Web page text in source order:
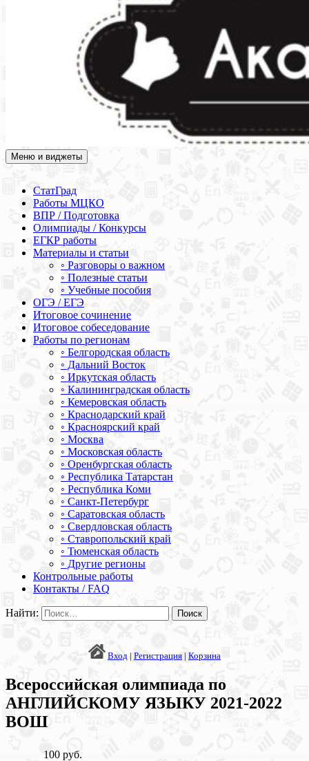
Академия СОВА
Подготовка к ЕГЭ, ОГЭ, ВПР, МЦКО, СтатГрад, КДР, ВОШ,
Меню и виджеты
СтатГрад
Работы МЦКО
ВПР / Подготовка
Олимпиады / Конкурсы
ЕГКР работы
Материалы и статьи
◦ Разговоры о важном
◦ Полезные статьи
◦ Учебные пособия
ОГЭ / ЕГЭ
Итоговое сочинение
Итоговое собеседование
Работы по регионам
◦ Белгородская область
◦ Дальний Восток
◦ Иркутская область
◦ Калининградская область
◦ Кемеровская область
◦ Краснодарский край
◦ Красноярский край
◦ Москва
◦ Московская область
◦ Оренбургская область
◦ Республика Татарстан
◦ Республика Коми
◦ Санкт-Петербург
◦ Саратовская область
◦ Свердловская область
◦ Ставропольский край
◦ Тюменская область
◦ Другие регионы
Контрольные работы
Контакты / FAQ
Найти:
Вход | Регистрация | Корзина
Всероссийская олимпиада по
АНГЛИЙСКОМУ ЯЗЫКУ 2021-2022
ВОШ
100 руб.